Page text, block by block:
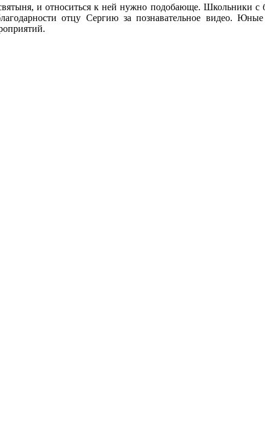
и относиться к ней нужно подобающе. Школьники
отцу Сергию за познавательное видео.